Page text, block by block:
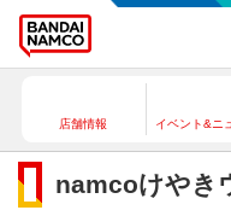
店舗情報 イベント&ニ
namcoけやき